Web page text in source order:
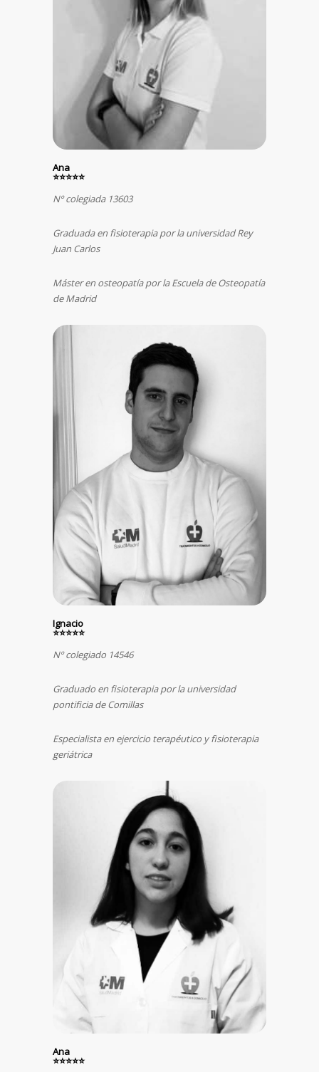
Ana
⭐⭐⭐⭐⭐
Nº colegiada 13603
Graduada en fisioterapia por la universidad Rey
Juan Carlos
Máster en osteopatía por la Escuela de Osteopatía
de Madrid
Ignacio
⭐⭐⭐⭐⭐
Nº colegiado 14546
Graduado en fisioterapia por la universidad
pontificia de Comillas
Especialista en ejercicio terapéutico y fisioterapia
geriátrica
Ana
⭐⭐⭐⭐⭐